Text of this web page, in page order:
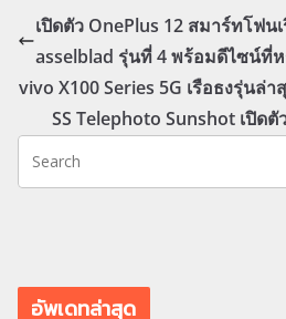
เปิดตัว OnePlus 12 สมาร์ทโฟน
asselblad รุ่นที่ 4 พร้อมดีไซน์ที่
vivo X100 Series 5G เรือธงรุ่นล่
SS Telephoto Sunshot เปิด
อัพเดทล่าสุด